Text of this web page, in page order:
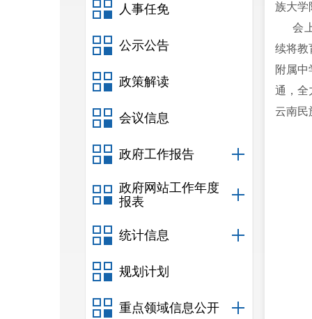
人事任免
公示公告
政策解读
会议信息
政府工作报告
政府网站工作年度
报表
统计信息
规划计划
重点领域信息公开
族大学
会
续将教
附属
通，全
云南民